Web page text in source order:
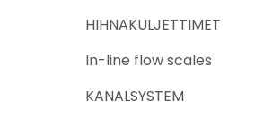
HIHNAKULJETTIMET
In-line flow scales
KANALSYSTEM